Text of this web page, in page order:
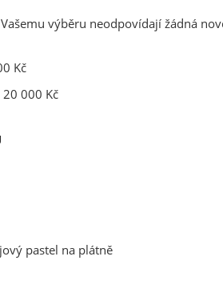
Vašemu výběru neodpovídají žádná
Kč
20 000 Kč
pastel na plátně